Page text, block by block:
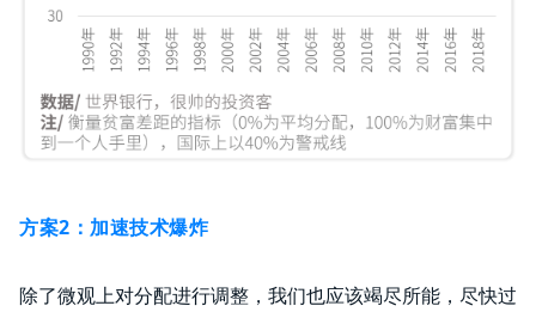
方案2：加速技术爆炸
除了微观上对分配进行调整，我们也应该竭尽所能，尽快过